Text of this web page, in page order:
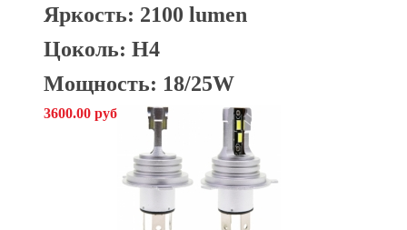
Яркость: 2100 lumen
Цоколь: H4
Мощность: 18/25W
3600.00 руб